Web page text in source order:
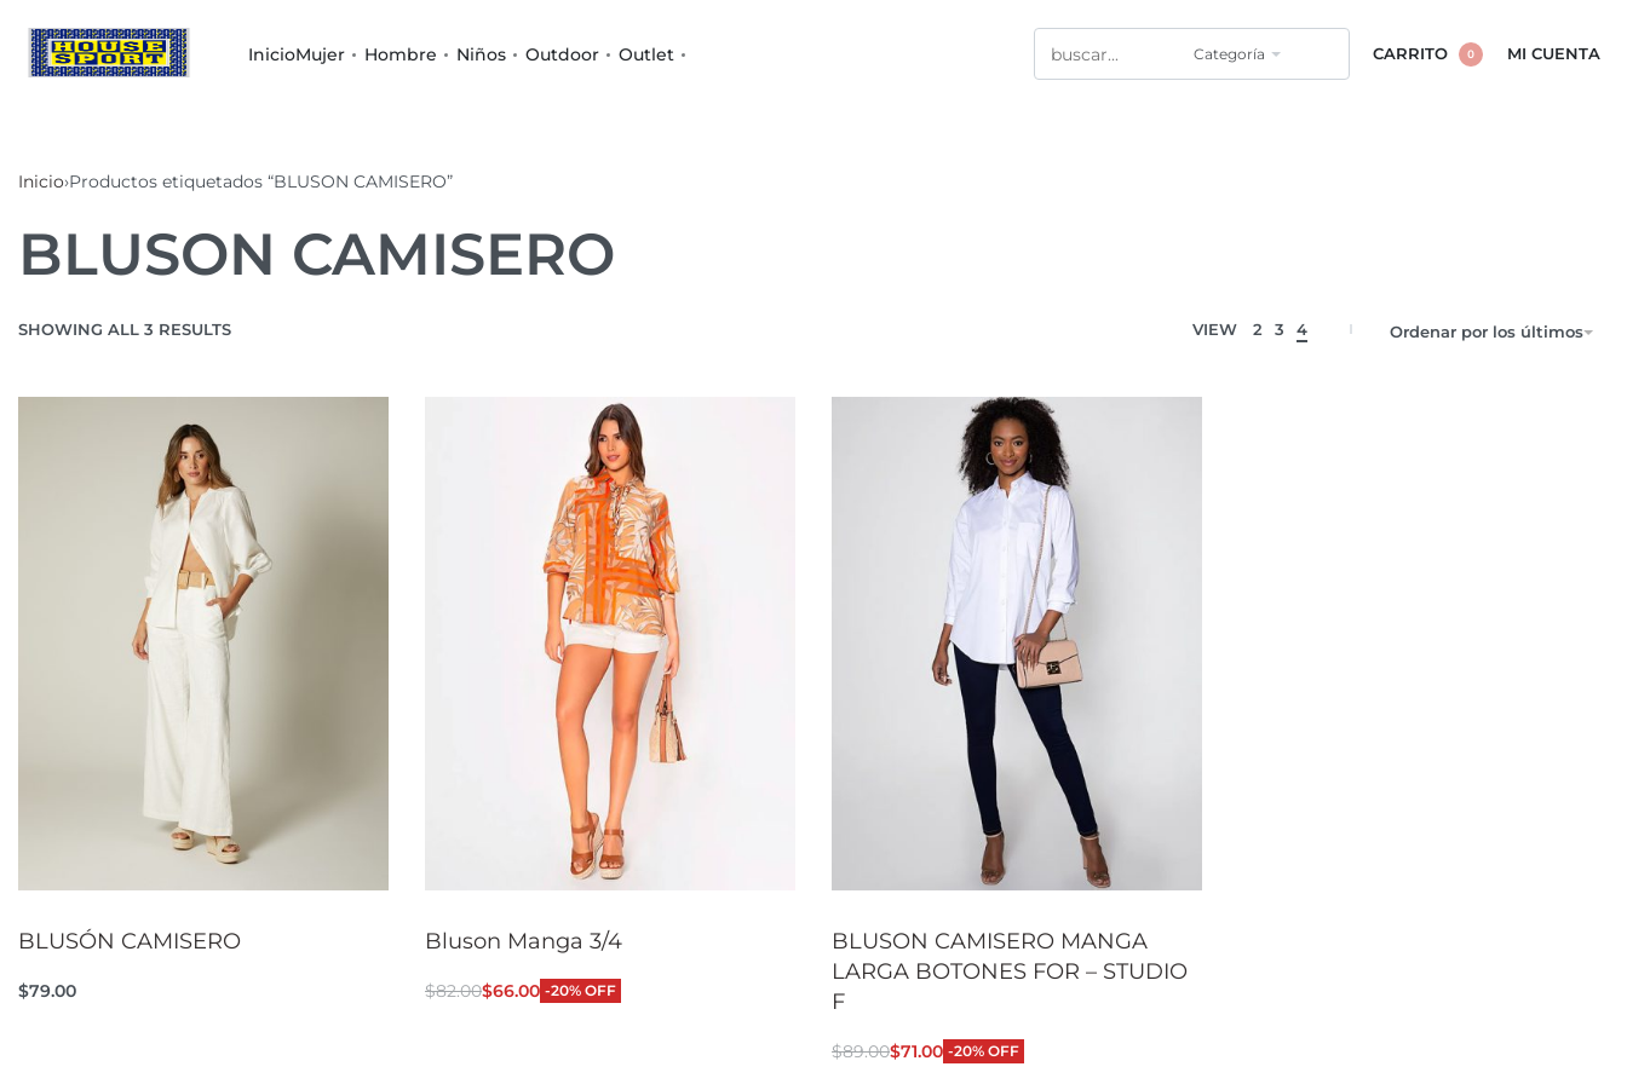
InicioMujer Hombre Niños Outdoor Outlet Categoría CARRITO 0 MI CUENTA
Inicio›Productos etiquetados “BLUSON CAMISERO”
BLUSON CAMISERO
SHOWING ALL 3 RESULTS VIEW 2 3 4 Ordenar por los últimos
BLUSÓN CAMISERO
$79.00
Bluson Manga 3/4
$82.00$66.00 -20% OFF
BLUSON CAMISERO MANGA
LARGA BOTONES FOR – STUDIO
F
$89.00$71.00 -20% OFF